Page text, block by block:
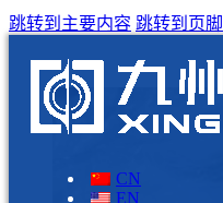
跳转到主要内容 跳转到页脚
CN
EN